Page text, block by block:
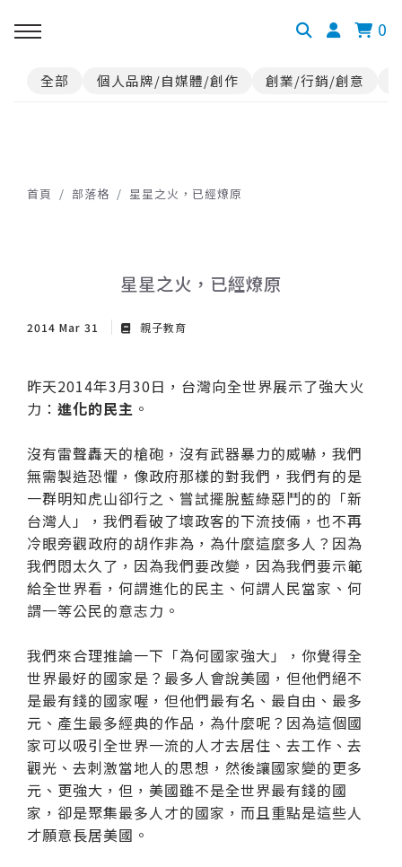
0
全部 個人品牌/自媒體/創作 創業/行銷/創意
首頁 部落格 星星之火，已經燎原
星星之火，已經燎原
2014 Mar 31 親子教育
昨天2014年3月30日，台灣向全世界展示了強大火
力： 進化的民主 。
沒有雷聲轟天的槍砲，沒有武器暴力的威嚇，我們
無需製造恐懼，像政府那樣的對我們，我們有的是
一群明知虎山卻行之、嘗試擺脫藍綠惡鬥的的「新
台灣人」，我們看破了壞政客的下流技倆，也不再
冷眼旁觀政府的胡作非為，為什麼這麼多人？因為
我們悶太久了，因為我們要改變，因為我們要示範
給全世界看，何謂進化的民主、何謂人民當家、何
謂一等公民的意志力。
我們來合理推論一下「為何國家強大」，你覺得全
世界最好的國家是？最多人會說美國，但他們絕不
是最有錢的國家喔，但他們最有名、最自由、最多
元、產生最多經典的作品，為什麼呢？因為這個國
家可以吸引全世界一流的人才去居住、去工作、去
觀光、去刺激當地人的思想，然後讓國家變的更多
元、更強大，但，美國雖不是全世界最有錢的國
家，卻是聚集最多人才的國家，而且重點是這些人
才願意長居美國。